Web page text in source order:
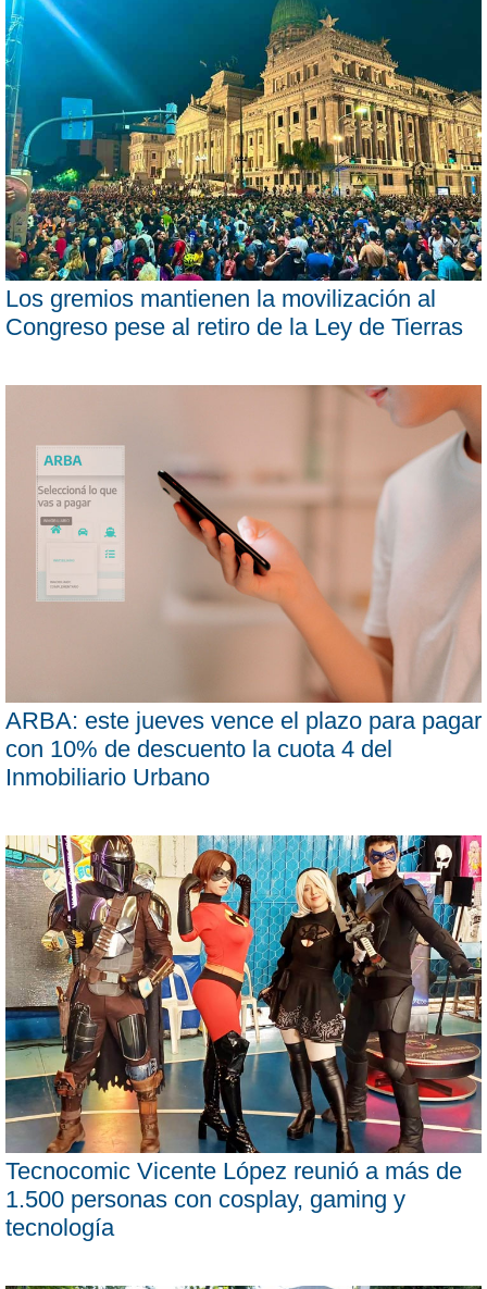
Los gremios mantienen la movilización al
Congreso pese al retiro de la Ley de Tierras
ARBA: este jueves vence el plazo para pagar
con 10% de descuento la cuota 4 del
Inmobiliario Urbano
Tecnocomic Vicente López reunió a más de
1.500 personas con cosplay, gaming y
tecnología